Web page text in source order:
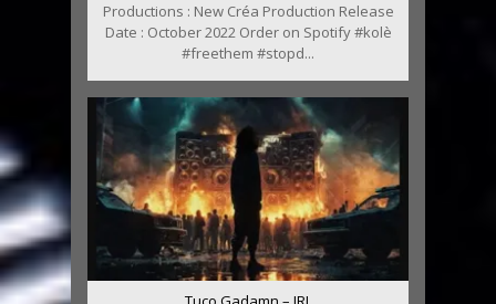
Productions : New Créa Production Release
Date : October 2022 Order on Spotify #kolè
#freethem #stopd...